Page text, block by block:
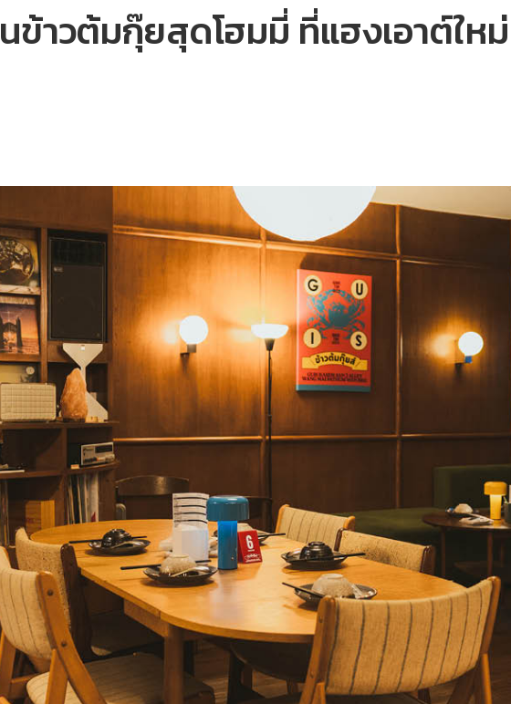
นข้าวต้มกุ๊ยสุดโฮมมี่ ที่แฮงเอาต์ให